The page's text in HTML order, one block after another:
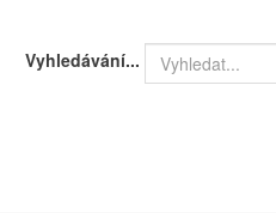
Vyhledávání...